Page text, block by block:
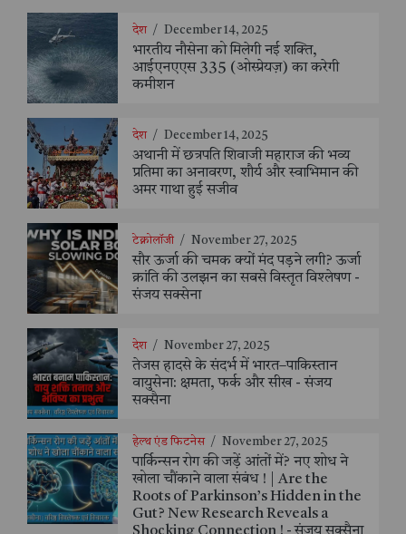
देश / December 14, 2025
भारतीय नौसेना को मिलेगी नई शक्ति,
आईएनएएस 335 (ओस्प्रेयज़) का करेगी
कमीशन
देश / December 14, 2025
अथानी में छत्रपति शिवाजी महाराज की भव्य
प्रतिमा का अनावरण, शौर्य और स्वाभिमान की
अमर गाथा हुई सजीव
टेक्नोलॉजी / November 27, 2025
सौर ऊर्जा की चमक क्यों मंद पड़ने लगी? ऊर्जा
क्रांति की उलझन का सबसे विस्तृत विश्लेषण -
संजय सक्सेना
देश / November 27, 2025
तेजस हादसे के संदर्भ में भारत–पाकिस्तान
वायुसेना: क्षमता, फर्क और सीख - संजय
सक्सैना
हेल्थ एंड फिटनेस / November 27, 2025
पार्किन्सन रोग की जड़ें आंतों में? नए शोध ने
खोला चौंकाने वाला संबंध ! | Are the
Roots of Parkinson’s Hidden in the
Gut? New Research Reveals a